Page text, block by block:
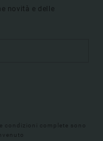
novità e delle
condizioni complete sono